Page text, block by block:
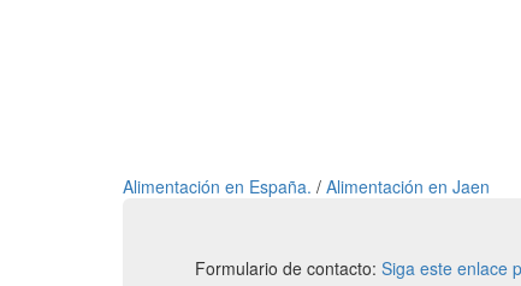
Alimentación en España. / Alimentación en Jaen
Formulario de contacto: Siga este enlace